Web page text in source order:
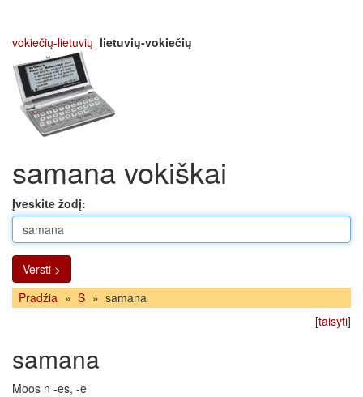
vokiečių-lietuvių lietuvių-vokiečių
samana vokiškai
Įveskite žodį:
Versti >
Pradžia » S » samana
[taisyti]
samana
Moos n -es, -e